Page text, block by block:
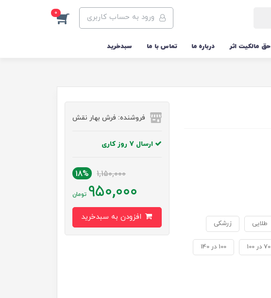
ورود به حساب کاربری 0
حق مالکیت اثر درباره ما تماس با ما سبدخرید
طلایی زرشکی
70 در 100 100 در 140
فروشنده: فرش بهار نقش
ارسال 7 روز کاری
1,150,000
18%
950,000 تومان